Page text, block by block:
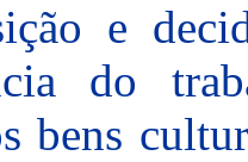
e
do
bens